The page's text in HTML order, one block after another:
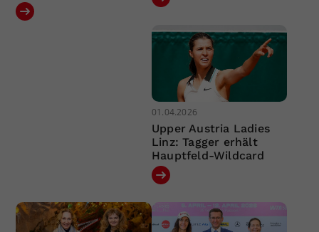
01.04.2026
Upper Austria Ladies
Linz: Tagger erhält
Hauptfeld-Wildcard